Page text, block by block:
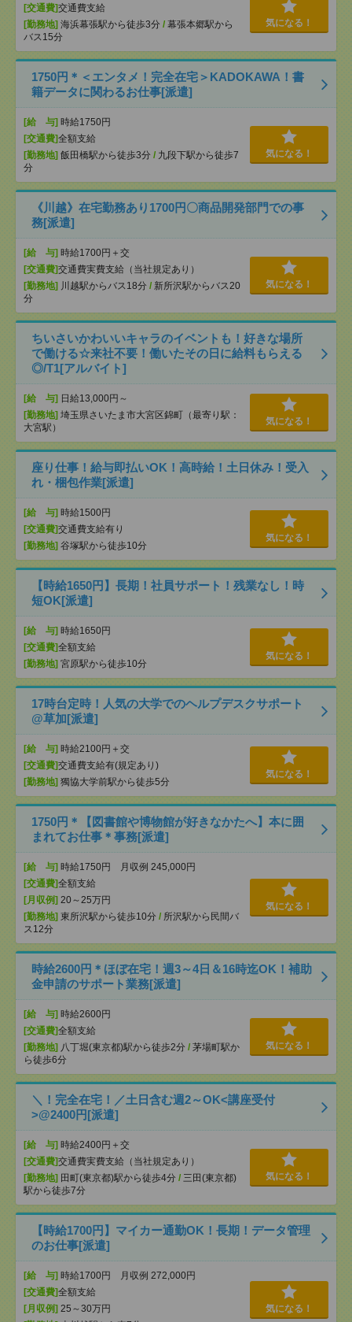
[交通費]交通費支給
[勤務地] 海浜幕張駅から徒歩3分 / 幕張本郷駅から
バス15分
気になる！
1750円＊＜エンタメ！完全在宅＞KADOKAWA！書
籍データに関わるお仕事[派遣]
[給 与] 時給1750円
[交通費]全額支給
[勤務地] 飯田橋駅から徒歩3分 / 九段下駅から徒歩7
分
気になる！
《川越》在宅勤務あり1700円〇商品開発部門での事
務[派遣]
[給 与] 時給1700円＋交
[交通費]交通費実費支給（当社規定あり）
[勤務地] 川越駅からバス18分 / 新所沢駅からバス20
分
気になる！
ちいさいかわいいキャラのイベントも！好きな場所
で働ける☆来社不要！働いたその日に給料もらえる
◎/T1[アルバイト]
[給 与] 日給13,000円～
[勤務地] 埼玉県さいたま市大宮区錦町（最寄り駅：
大宮駅）
気になる！
座り仕事！給与即払いOK！高時給！土日休み！受入
れ・梱包作業[派遣]
[給 与] 時給1500円
[交通費]交通費支給有り
[勤務地] 谷塚駅から徒歩10分
気になる！
【時給1650円】長期！社員サポート！残業なし！時
短OK[派遣]
[給 与] 時給1650円
[交通費]全額支給
[勤務地] 宮原駅から徒歩10分
気になる！
17時台定時！人気の大学でのヘルプデスクサポート
@草加[派遣]
[給 与] 時給2100円＋交
[交通費]交通費支給有(規定あり)
[勤務地] 獨協大学前駅から徒歩5分
気になる！
1750円＊【図書館や博物館が好きなかたへ】本に囲
まれてお仕事＊事務[派遣]
[給 与] 時給1750円 月収例 245,000円
[交通費]全額支給
[月収例] 20～25万円
[勤務地] 東所沢駅から徒歩10分 / 所沢駅から民間バ
ス12分
気になる！
時給2600円＊ほぼ在宅！週3～4日＆16時迄OK！補助
金申請のサポート業務[派遣]
[給 与] 時給2600円
[交通費]全額支給
[勤務地] 八丁堀(東京都)駅から徒歩2分 / 茅場町駅か
ら徒歩6分
気になる！
＼！完全在宅！／土日含む週2～OK<講座受付
>@2400円[派遣]
[給 与] 時給2400円＋交
[交通費]交通費実費支給（当社規定あり）
[勤務地] 田町(東京都)駅から徒歩4分 / 三田(東京都)
駅から徒歩7分
気になる！
【時給1700円】マイカー通勤OK！長期！データ管理
のお仕事[派遣]
[給 与] 時給1700円 月収例 272,000円
[交通費]全額支給
[月収例] 25～30万円
気になる！